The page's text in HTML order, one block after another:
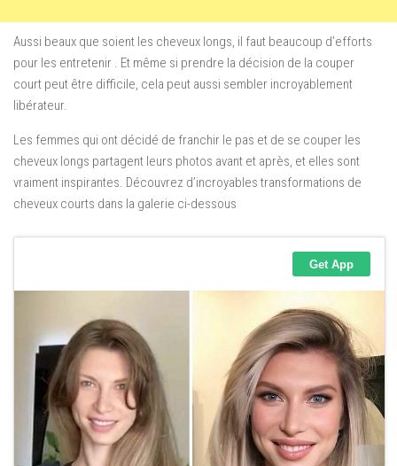
Aussi beaux que soient les cheveux longs, il faut beaucoup d’efforts
pour les entretenir . Et même si prendre la décision de la couper
court peut être difficile, cela peut aussi sembler incroyablement
libérateur.
Les femmes qui ont décidé de franchir le pas et de se couper les
cheveux longs partagent leurs photos avant et après, et elles sont
vraiment inspirantes. Découvrez d’incroyables transformations de
cheveux courts dans la galerie ci-dessous